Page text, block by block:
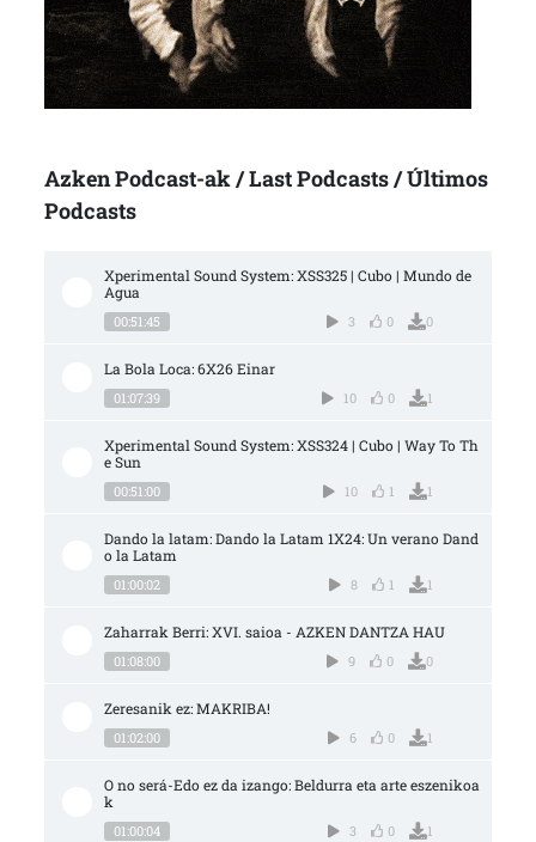
Azken Podcast-ak / Last Podcasts / Últimos
Podcasts
Xperimental Sound System: XSS325 | Cubo | Mundo de
Agua
00:51:45 3 0 0
La Bola Loca: 6X26 Einar
01:07:39 10 0 1
Xperimental Sound System: XSS324 | Cubo | Way To Th
e Sun
00:51:00 10 1 1
Dando la latam: Dando la Latam 1X24: Un verano Dand
o la Latam
01:00:02 8 1 1
Zaharrak Berri: XVI. saioa - AZKEN DANTZA HAU
01:08:00 9 0 0
Zeresanik ez: MAKRIBA!
01:02:00 6 0 1
O no será-Edo ez da izango: Beldurra eta arte eszenikoa
k
01:00:04 3 0 1